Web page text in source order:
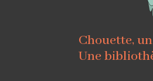
Chouette,
Une